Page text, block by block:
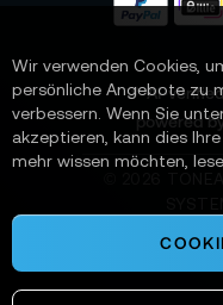
📌 AI-
powered
Wir verwenden Cookies,
persönliche Angebote zu
verbessern. Wenn Sie
akzeptieren, kann dies
mehr wissen möchten,